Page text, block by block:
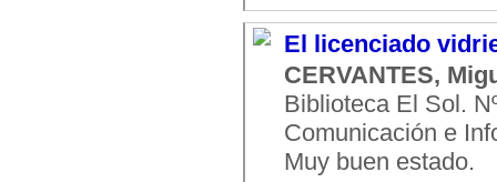
El licenciado
CERVANTES,
Biblioteca El Sol.
Comunicación e
Muy buen estado.